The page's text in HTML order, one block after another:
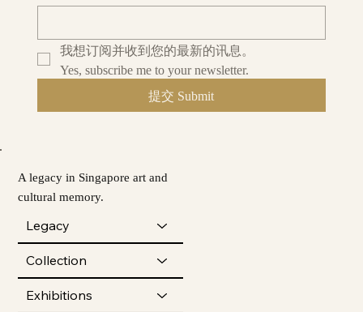
A legacy in Singapore art and
cultural memory.
Legacy
Collection
Exhibitions
我想订阅并收到您的最新的讯息。
Yes, subscribe me to your newsletter.
提交 Submit